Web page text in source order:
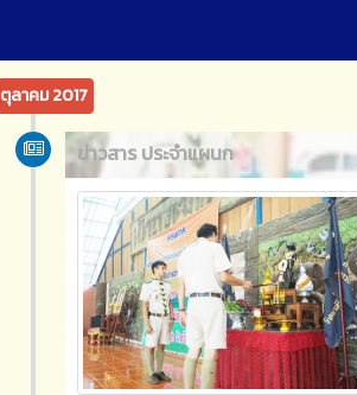
ตุลาคม 2017
ข่าวสาร ประจำแผนก